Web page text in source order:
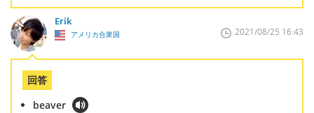
Erik
アメリカ合衆国 2021/08/25 16:43
回答
beaver